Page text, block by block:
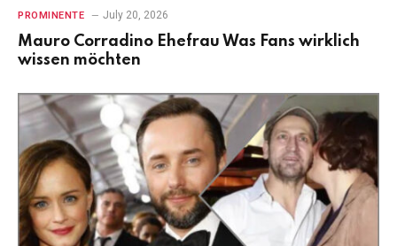
PROMINENTE July 20, 2026
Mauro Corradino Ehefrau Was Fans wirklich
wissen möchten